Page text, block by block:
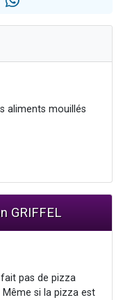
aliments mouillés
GRIFFEL
pas de pizza
si la pizza est